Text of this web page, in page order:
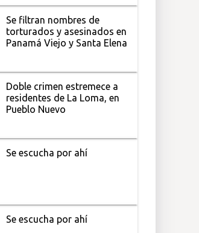
Se filtran nombres de
torturados y asesinados en
Panamá Viejo y Santa Elena
Doble crimen estremece a
residentes de La Loma, en
Pueblo Nuevo
Se escucha por ahí
Se escucha por ahí